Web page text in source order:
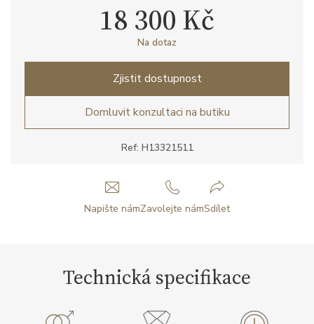
Ref: H13321511
18 300 Kč
Na dotaz
Zjistit dostupnost
Domluvit konzultaci na butiku
Napište námZavolejte námSdílet
Technická specifikace